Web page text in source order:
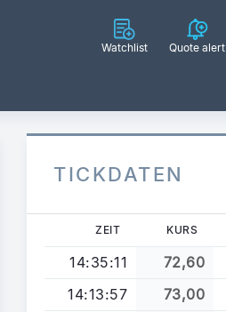
Watchlist Quote alert
TICKDATEN
ZEIT KURS
14:35:11 72,60
14:13:57
73,00